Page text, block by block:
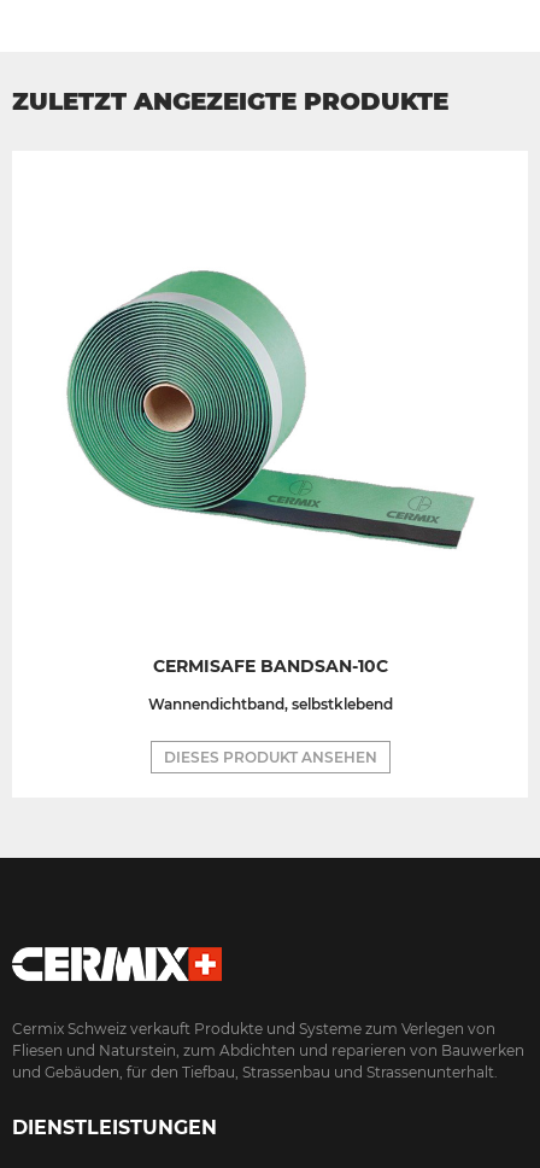
ZULETZT ANGEZEIGTE PRODUKTE
CERMISAFE BANDSAN-10C
Wannendichtband, selbstklebend
DIESES PRODUKT ANSEHEN
Cermix Schweiz verkauft Produkte und Systeme zum Verlegen von
Fliesen und Naturstein, zum Abdichten und reparieren von Bauwerken
und Gebäuden, für den Tiefbau, Strassenbau und Strassenunterhalt.
DIENSTLEISTUNGEN